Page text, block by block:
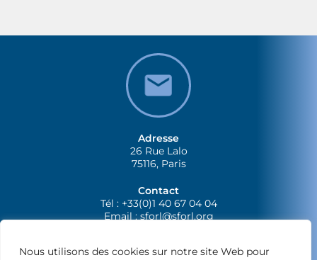
Nous utilisons des cookies sur notre site Web pour
Adresse
26 Rue Lalo
75116, Paris
Contact
Tél : +33(0)1 40 67 04 04
Email :sforl@sforl.org